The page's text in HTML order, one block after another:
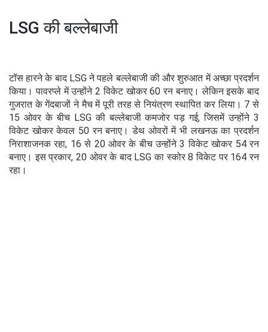
LSG की बल्लेबाजी
टॉस हारने के बाद LSG ने पहले बल्लेबाजी की और शुरुआत में अच्छा प्रदर्शन
किया। पावरप्ले में उन्होंने 2 विकेट खोकर 60 रन बनाए। लेकिन इसके बाद
गुजरात के गेंदबाजों ने मैच में पूरी तरह से नियंत्रण स्थापित कर लिया। 7 से
15 ओवर के बीच LSG की बल्लेबाजी कमजोर पड़ गई, जिसमें उन्होंने 3
विकेट खोकर केवल 50 रन बनाए। डेथ ओवरों में भी लखनऊ का प्रदर्शन
निराशाजनक रहा, 16 से 20 ओवर के बीच उन्होंने 3 विकेट खोकर 54 रन
बनाए। इस प्रकार, 20 ओवर के बाद LSG का स्कोर 8 विकेट पर 164 रन
रहा।